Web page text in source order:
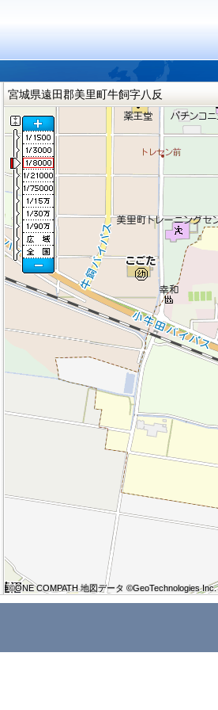
宮城県遠田郡美里町牛飼字八反
©ONE COMPATH 地図データ ©GeoTechnologies Inc.
©ONE COMPATH 地図データ ©GeoTechnologies Inc.
©ONE COMPATH 地図データ ©GeoTechnologies Inc.
©ONE COMPATH 地図データ ©GeoTechnologies Inc.
©ONE COMPATH 地図データ ©GeoTechnologies Inc.
©ONE COMPATH 地図データ ©GeoTechnologies Inc.
©ONE COMPATH 地図データ ©GeoTechnologies Inc.
©ONE COMPATH 地図データ ©GeoTechnologies Inc.
©ONE COMPATH 地図データ ©GeoTechnologies Inc.